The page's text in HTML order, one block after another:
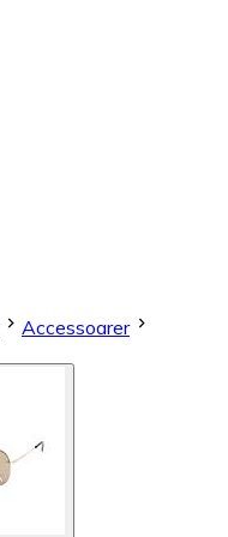
Accessoarer